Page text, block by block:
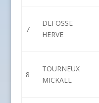
7
DEFOSSE
HERVE
8
TOURNEUX
MICKAEL